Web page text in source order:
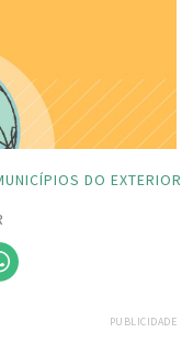
DO EXTERIOR
PUBLICIDADE